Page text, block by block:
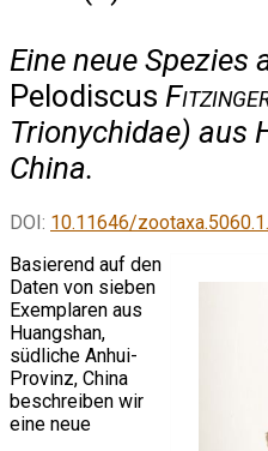
Eine neue Spezies
Pelodiscus
Trionychidae) aus
China.
DOI: 10.11646/
Basierend auf den
Daten von sieben
Exemplaren aus
Huangshan,
südliche Anhui-
Provinz, China
beschreiben wir
eine neue